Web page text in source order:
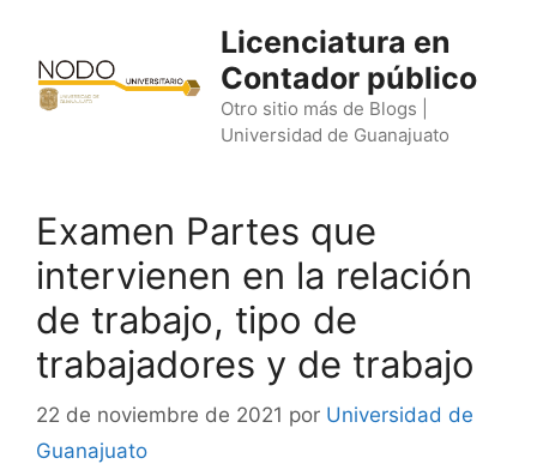
contenido
Licenciatura en
Contador público
Otro sitio más de Blogs |
Universidad de Guanajuato
Examen Partes que
intervienen en la relación
de trabajo, tipo de
trabajadores y de trabajo
22 de noviembre de 2021 por Universidad de
Guanajuato